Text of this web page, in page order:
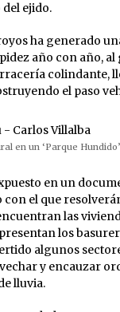
ejido.
ha generado
año con año, al
colindante,
el paso
en un ‘Parque
en un
el que
las
los
algunos
y encauzar
lluvia.